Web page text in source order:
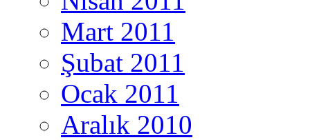
Mart 2011
Şubat 2011
Ocak 2011
Aralık 2010